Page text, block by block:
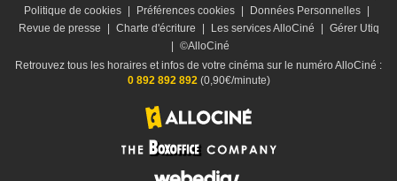
Politique de cookies | Préférences cookies | Données Personnelles |
Revue de presse
| Charte d'écriture | Les services AlloCiné | Gérer Utiq
| ©AlloCiné
Retrouvez tous les horaires et infos de votre cinéma sur le numéro AlloCiné :
0 892 892 892 (0,90€/minute)